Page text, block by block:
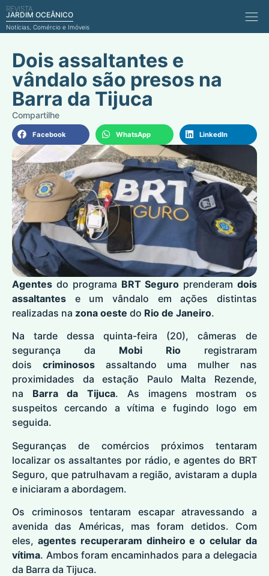
REVISTA
JARDIM OCEÂNICO
Notícias, Comércio e Imóveis
Dois assaltantes e
vândalo são presos na
Barra da Tijuca
Facebook WhatsApp LinkedIn
Agentes do programa BRT Seguro prenderamdois
assaltantes e um vândalo em ações distintas
realizadas na zona oeste do Rio de Janeiro.
Na tarde dessa quinta-feira (20), câmeras de
segurança da Mobi Rio registraram
dois criminosos assaltando uma mulher nas
proximidades da estação Paulo Malta Rezende,
na Barra da Tijuca. As imagens mostram os
suspeitos cercando a vítima e fugindo logo em
seguida.
Seguranças de comércios próximos tentaram
localizar os assaltantes por rádio, e agentes do BRT
Seguro, que patrulhavam a região, avistaram a dupla
e iniciaram a abordagem.
Os criminosos tentaram escapar atravessando a
avenida das Américas, mas foram detidos. Com
eles, agentes recuperaram dinheiro e o celular da
vítima. Ambos foram encaminhados para a delegacia
da Barra da Tijuca.